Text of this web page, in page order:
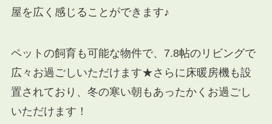
屋を広く感じることができます♪
ペットの飼育も可能な物件で、7.8帖のリビングで
広々お過ごしいただけます★さらに床暖房機も設
置されており、冬の寒い朝もあったかくお過ごし
いただけます！